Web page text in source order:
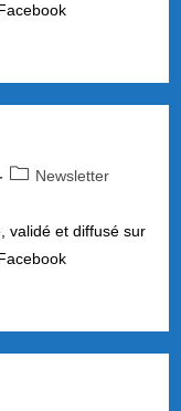
PostNewsletter
validé et diffusé sur